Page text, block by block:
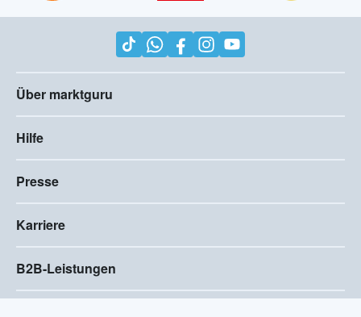
Über marktguru
Hilfe
Presse
Karriere
B2B-Leistungen